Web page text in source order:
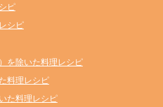
ピ
シピ
を除いた料理レシピ
料理レシピ
た料理レシピ